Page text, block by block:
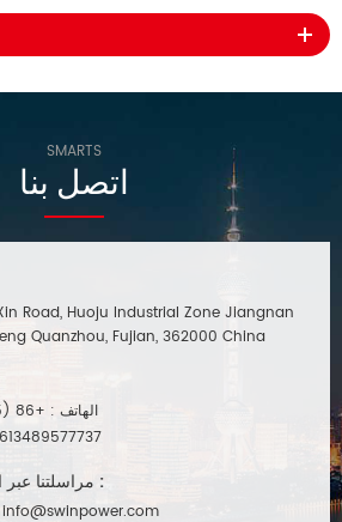
SMARTS
اتصل بنا
Road, Huoju Industrial Zone Jiangnan
Quanzhou, Fujian, 362000 China
الهاتف : +86 (595) 2286 3721
مراسلتنا عبر البريد الإلكتروني :
info@swinpower.com